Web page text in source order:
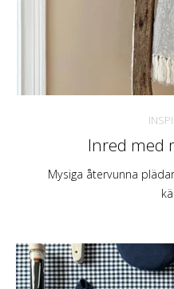
Inred med
Mysiga återvunna